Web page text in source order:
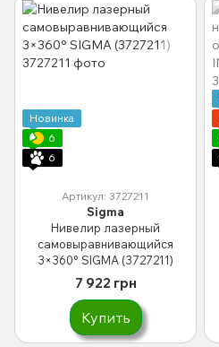
Новинка
6
6
Артикул: 3727211
Sigma
Нивелир лазерный
самовыравнивающийся
3×360° SIGMA (3727211)
7 922 грн
Купить